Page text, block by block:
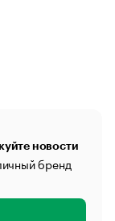
новости
бренд